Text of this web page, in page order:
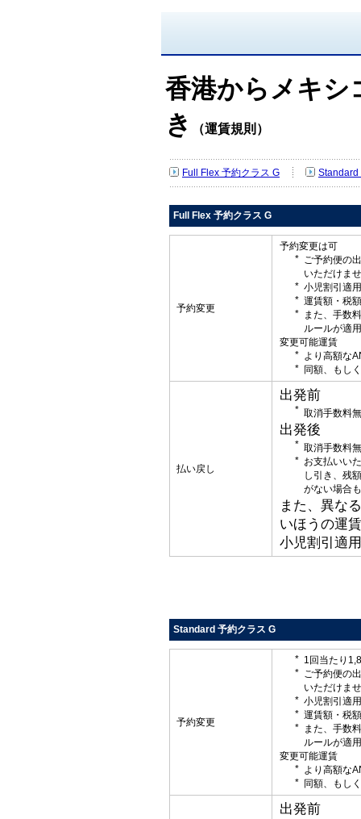
香港からメキシ
き
（運賃規則）
Full Flex 予約クラス G Standard
Full Flex 予約クラス G
予約変更
予約変更は可
ご予約便の
いただけま
小児割引適
運賃額・税
また、手数
ルールが適
変更可能運賃
より高額な
同額、もし
払い戻し
出発前
取消手数料
出発後
取消手数料
お支払いい
し引き、残
がない場合
また、異な
いほうの運
小児割引適
Standard 予約クラス G
予約変更
1回当たり
ご予約便の
いただけま
小児割引適
運賃額・税
また、手数
ルールが適
変更可能運賃
より高額な
同額、もし
出発前